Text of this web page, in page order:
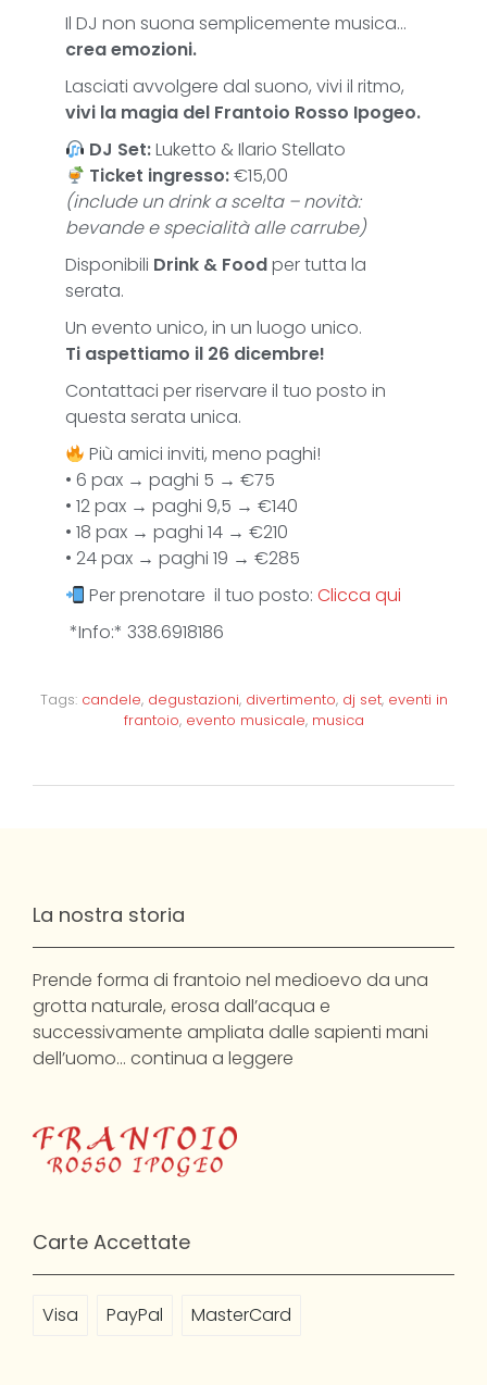
Il DJ non suona semplicemente musica…
crea emozioni.
Lasciati avvolgere dal suono, vivi il ritmo,
vivi la magia del Frantoio Rosso Ipogeo.
DJ Set:Luketto & Ilario Stellato
Ticket ingresso:€15,00
(include un drink a scelta – novità:
bevande e specialità alle carrube)
Disponibili Drink & Foodper tutta la
serata.
Un evento unico, in un luogo unico.
Ti aspettiamo il 26 dicembre!
Contattaci per riservare il tuo posto in
questa serata unica.
Più amici inviti, meno paghi!
• 6 pax → paghi 5 → €75
• 12 pax → paghi 9,5 → €140
• 18 pax → paghi 14 → €210
• 24 pax → paghi 19 → €285
Per prenotare il tuo posto:Clicca qui
*Info:* 338.6918186
Tags: candele, degustazioni, divertimento, dj set, eventi in
frantoio, evento musicale, musica
La nostra storia
Prende forma di frantoio nel medioevo da una
grotta naturale, erosa dall’acqua e
successivamente ampliata dalle sapienti mani
dell’uomo… continua a leggere
Carte Accettate
Visa PayPal MasterCard